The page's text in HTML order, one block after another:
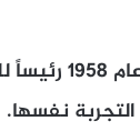
وقادة الجيش
نفسها.